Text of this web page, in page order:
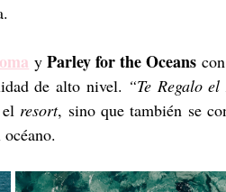
y Parley for the Oceans
de alto nivel. “Te Regalo
resort, sino que también se